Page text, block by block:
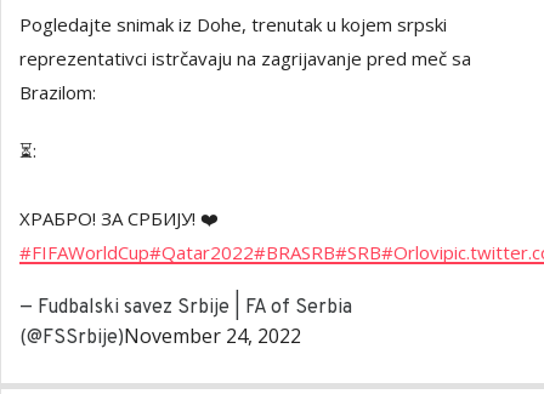
Pogledajte snimak iz Dohe, trenutak u kojem srpski
reprezentativci istrčavaju na zagrijavanje pred meč sa
Brazilom:
⏳:
ХРАБРО! ЗА СРБИЈУ! ❤️
#FIFAWorldCup#Qatar2022#BRASRB#SRB#Orlovi
— Fudbalski savez Srbije | FA of Serbia
(@FSSrbije)November 24, 2022